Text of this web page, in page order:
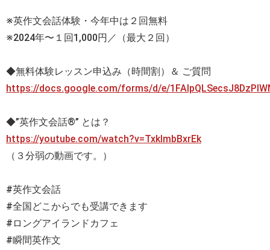
※英作文会話体験・今年中は２回無料
※2024年〜１回1,000円／（最大２回）
◆無料体験レッスン申込み（時間割）＆ ご質問
https://docs.google.com/forms/d/e/
◆”英作文会話®” とは？
https://youtube.com/watch?v=TxklmbBxrEk
（３分弱の動画です。）
#英作文会話
#全国どこからでも受講できます
#ロングアイランドカフェ
#瞬間英作文